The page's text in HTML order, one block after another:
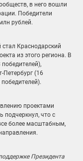
в него вошли
Победители
рублей.
стал Краснодарский
из этого региона. В
Петербург (16
проектами
подчеркнул, что с
более масштабным,
Президента